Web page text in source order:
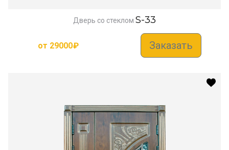
Дверь со стеклом S-33
от 29000₽ Заказать